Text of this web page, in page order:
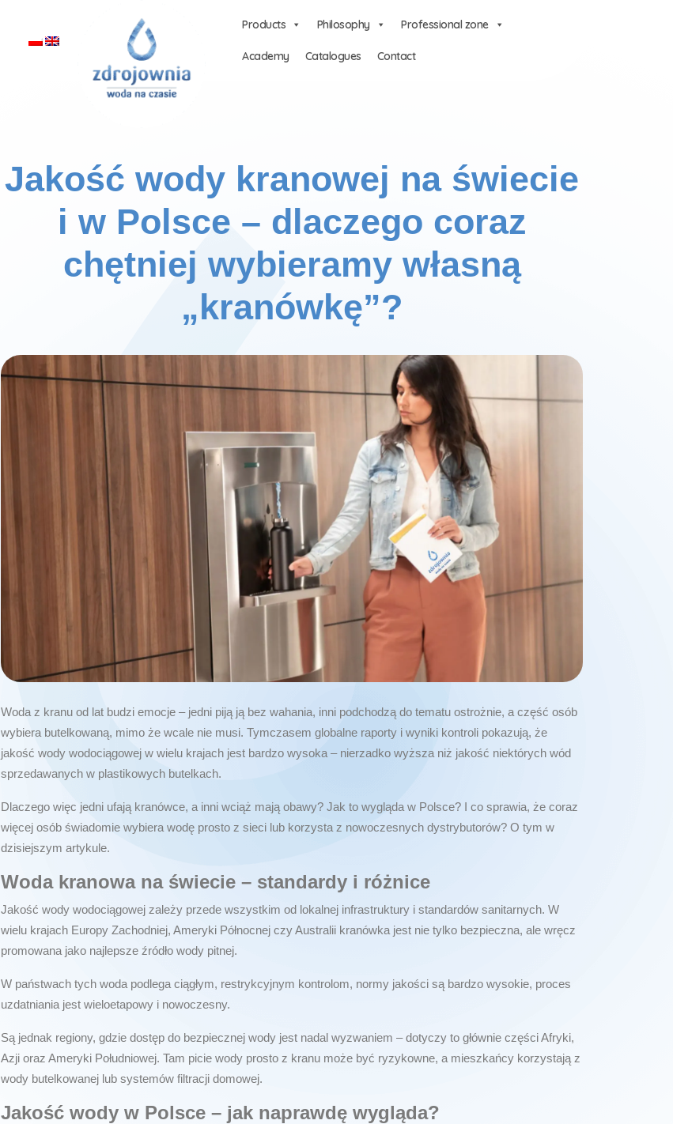
Products Philosophy Professional zone
Academy Catalogues Contact
Jakość wody kranowej na świecie
i w Polsce – dlaczego coraz
chętniej wybieramy własną
„kranówkę”?
Woda z kranu od lat budzi emocje – jedni piją ją bez wahania, inni podchodzą do tematu ostrożnie, a część osób
wybiera butelkowaną, mimo że wcale nie musi. Tymczasem globalne raporty i wyniki kontroli pokazują, że
jakość wody wodociągowej w wielu krajach jest bardzo wysoka – nierzadko wyższa niż jakość niektórych wód
sprzedawanych w plastikowych butelkach.
Dlaczego więc jedni ufają kranówce, a inni wciąż mają obawy? Jak to wygląda w Polsce? I co sprawia, że coraz
więcej osób świadomie wybiera wodę prosto z sieci lub korzysta z nowoczesnych dystrybutorów? O tym w
dzisiejszym artykule.
Woda kranowa na świecie – standardy i różnice
Jakość wody wodociągowej zależy przede wszystkim od lokalnej infrastruktury i standardów sanitarnych. W
wielu krajach Europy Zachodniej, Ameryki Północnej czy Australii kranówka jest nie tylko bezpieczna, ale wręcz
promowana jako najlepsze źródło wody pitnej.
W państwach tych woda podlega ciągłym, restrykcyjnym kontrolom, normy jakości są bardzo wysokie, proces
uzdatniania jest wieloetapowy i nowoczesny.
Są jednak regiony, gdzie dostęp do bezpiecznej wody jest nadal wyzwaniem – dotyczy to głównie części Afryki,
Azji oraz Ameryki Południowej. Tam picie wody prosto z kranu może być ryzykowne, a mieszkańcy korzystają z
wody butelkowanej lub systemów filtracji domowej.
Jakość wody w Polsce – jak naprawdę wygląda?